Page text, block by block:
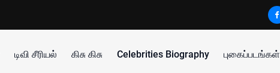
டிவி சீரியல் கிசு கிசு Celebrities Biography புகைப்படங்கள்